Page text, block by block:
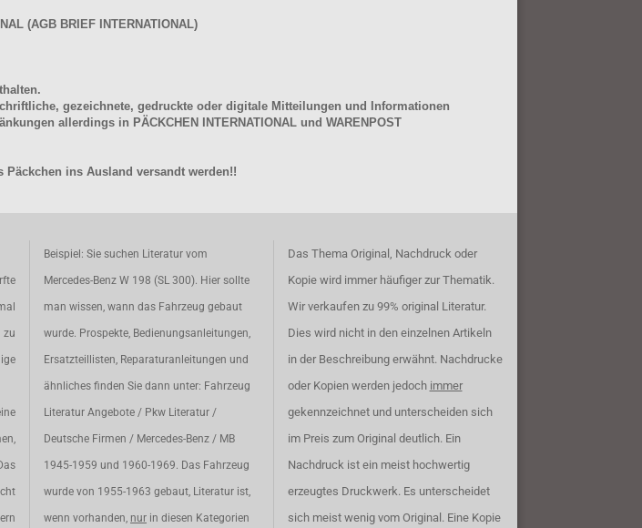
(AGB BRIEF INTERNATIONAL)
gezeichnete, gedruckte oder digitale Mitteilungen und Informationen
allerdings in PÄCKCHEN INTERNATIONAL und WARENPOST
ins Ausland versandt werden!!
Beispiel: Sie suchen Literatur vom
Mercedes-Benz W 198 (SL 300). Hier sollte
man wissen, wann das Fahrzeug gebaut
wurde. Prospekte, Bedienungsanleitungen,
Ersatzteillisten, Reparaturanleitungen und
ähnliches finden Sie dann unter: Fahrzeug
Literatur Angebote / Pkw Literatur /
Deutsche Firmen / Mercedes-Benz / MB
1945-1959 und 1960-1969. Das Fahrzeug
wurde von 1955-1963 gebaut, Literatur ist,
wenn vorhanden, nur in diesen Kategorien
Das Thema Original, Nachdruck oder
Kopie wird immer häufiger zur Thematik.
Wir verkaufen zu 99% original Literatur.
Dies wird nicht in den einzelnen Artikeln
in der Beschreibung erwähnt. Nachdrucke
oder Kopien werden jedoch immer
gekennzeichnet und unterscheiden sich
im Preis zum Original deutlich. Ein
Nachdruck ist ein meist hochwertig
erzeugtes Druckwerk. Es unterscheidet
sich meist wenig vom Original. Eine Kopie